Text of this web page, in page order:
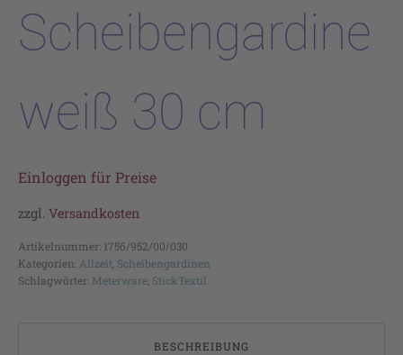
Scheibengardine
weiß 30 cm
Einloggen für Preise
zzgl. Versandkosten
Artikelnummer: 1756/952/00/030
Kategorien: Allzeit, Scheibengardinen
Schlagwörter: Meterware, StickTextil
BESCHREIBUNG